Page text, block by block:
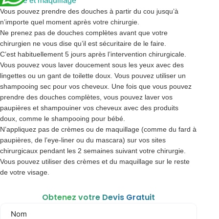
Vous pouvez prendre des douches à partir du cou jusqu’à
n’importe quel moment après votre chirurgie.
Ne prenez pas de douches complètes avant que votre
chirurgien ne vous dise qu’il est sécuritaire de le faire.
C’est habituellement 5 jours après l’intervention chirurgicale.
Vous pouvez vous laver doucement sous les yeux avec des
lingettes ou un gant de toilette doux. Vous pouvez utiliser un
shampooing sec pour vos cheveux. Une fois que vous pouvez
prendre des douches complètes, vous pouvez laver vos
paupières et shampouiner vos cheveux avec des produits
doux, comme le shampooing pour bébé.
N’appliquez pas de crèmes ou de maquillage (comme du fard à
paupières, de l’eye-liner ou du mascara) sur vos sites
chirurgicaux pendant les 2 semaines suivant votre chirurgie.
Vous pouvez utiliser des crèmes et du maquillage sur le reste
de votre visage.
Obtenez votre Devis Gratuit